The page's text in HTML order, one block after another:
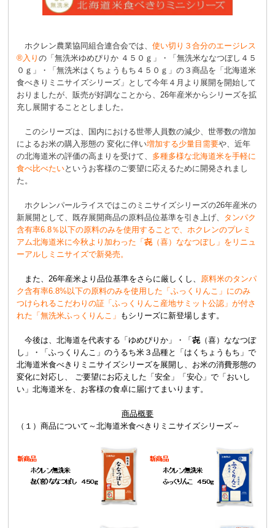
ホクレン農業協同組合連合会では、使い切り３合分のエージレス
®入りの「無洗米ゆめぴりか ４５０ｇ」・「無洗米ななつぼし４５
０ｇ」・「無洗米はくちょうもち４５０ｇ」の３商品を「北海道米
食べきりミニサイズシリーズ」として今年４月より展開を開始して
おりましたが、販売が好調なことから、26年産米からシリーズを拡
充し展開することとしました。
このシリーズは、国内における世帯人員数の減少、世帯数の増加
によるお米の購入形態の 変化に伴い増加する少量目需要や、近年
の北海道米の評価の高まりを受けて、 多種多様な北海道米を手軽に
食べ比べたいというお客様のご要望に応えるために開発されまし
た。
ホクレンパールライスではこのミニサイズシリーズの26年産米の
新展開として、既存展開商品の原料品位基準を引き上げ、 タンパク
含有率6.8％以下の原料のみを使用することで、ホクレンのプレミ
アム北海道米に今秋より加わった「㐂（喜）ななつぼし」をリニュ
ーアルしミニサイズで新発売。
また、26年産米より品位基準をさらに厳しくし、
原料米のタンパ
ク含有率6.8%以下の原料のみを使用した「ふっくりんこ」にのみ
つけられるこだわりの証「ふっくりんこ産地サミット公認」が付さ
れた「無洗米ふっくりんこ」 もシリーズに新登場します。
今後は、北海道を代表する「ゆめぴりか」・「㐂（喜）ななつぼ
し」・「ふっくりんこ」のうるち米３品種と「はくちょうもち」で
北海道米食べきりミニサイズシリーズを展開し、お米の消費形態の
変化に対応し、 ご要望にお応えした「安全」「安心」で「おいし
い」北海道米を、お客様の食卓に届けてまいります。
商品概要
（１）商品について～北海道米食べきりミニサイズシリーズ～